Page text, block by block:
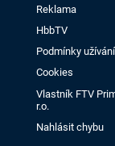
Reklama
HbbTV
Podmínky užívání
Cookies
Vlastník FTV
r.o.
Nahlásit chybu